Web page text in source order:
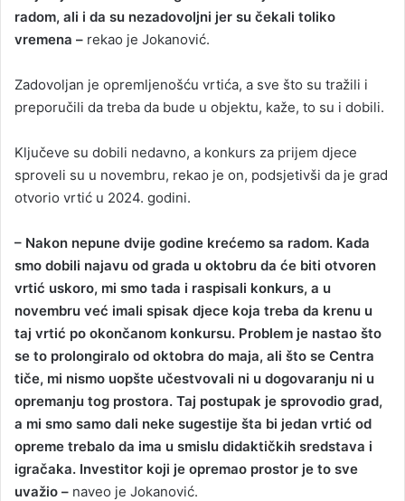
radom, ali i da su nezadovoljni jer su čekali toliko
vremena – rekao je Jokanović.
Zadovoljan je opremljenošću vrtića, a sve što su tražili i
preporučili da treba da bude u objektu, kaže, to su i dobili.
Ključeve su dobili nedavno, a konkurs za prijem djece
sproveli su u novembru, rekao je on, podsjetivši da je grad
otvorio vrtić u 2024. godini.
– Nakon nepune dvije godine krećemo sa radom. Kada
smo dobili najavu od grada u oktobru da će biti otvoren
vrtić uskoro, mi smo tada i raspisali konkurs, a u
novembru već imali spisak djece koja treba da krenu u
taj vrtić po okončanom konkursu. Problem je nastao što
se to prolongiralo od oktobra do maja, ali što se Centra
tiče, mi nismo uopšte učestvovali ni u dogovaranju ni u
opremanju tog prostora. Taj postupak je sprovodio grad,
a mi smo samo dali neke sugestije šta bi jedan vrtić od
opreme trebalo da ima u smislu didaktičkih sredstava i
igračaka. Investitor koji je opremao prostor je to sve
uvažio – naveo je Jokanović.